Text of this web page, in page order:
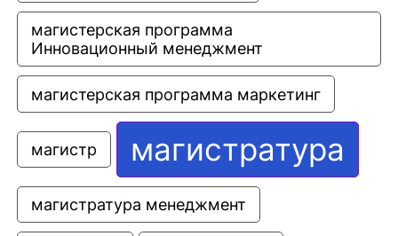
магистерская программа
Инновационный менеджмент
магистерская программа маркетинг
магистр магистратура
магистратура менеджмент